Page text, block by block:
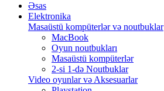
Əsas
Elektronika
Masaüstü kompüterlər və noutbuklar
MacBook
Oyun noutbukları
Masaüstü kompüterlər
2-si 1-də Noutbuklar
Video oyunlar və Aksesuarlar